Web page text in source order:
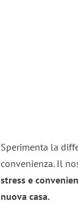
Sperimenta la
convenienza. Il
stress e
nuova casa.